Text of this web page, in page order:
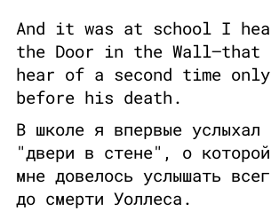
And it was at school I
the Door in the Wall—that
hear of a second time only
before his death.
В школе я впервые услыхал
"двери в стене", о
мне довелось услышать
до смерти Уоллеса.